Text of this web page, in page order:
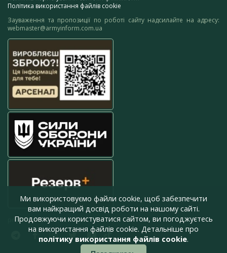
Політика використання файлів cookie
Зауваження та пропозиції по роботі сайту надсилайте на адресу:
webmaster@armyinform.com.ua
press@armyinform.com.ua
Ми використовуємо файли cookie, щоб забезпечити
вам найкращий досвід роботи на нашому сайті.
Продовжуючи користуватися сайтом, ви погоджуєтесь
на використання файлів cookie. Детальніше про
політику використання файлів cookie.